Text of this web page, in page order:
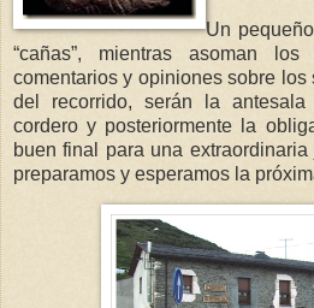
Un
“cañas”, mientras asoman
comentarios y opiniones sobre
del recorrido, serán la
cordero y posteriormente la
buen final para una
preparamos y esperamos la